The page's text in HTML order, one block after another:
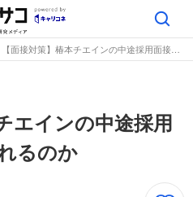
【面接対策】椿本チエインの中途採用面接では何を聞かれるのか
エインの中途採用
るのか